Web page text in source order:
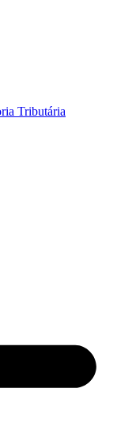
Tributária